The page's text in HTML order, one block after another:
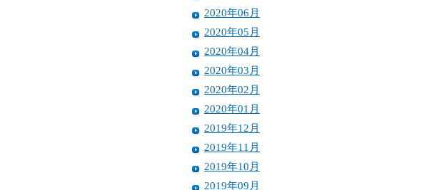
2020年06月
2020年05月
2020年04月
2020年03月
2020年02月
2020年01月
2019年12月
2019年11月
2019年10月
2019年09月